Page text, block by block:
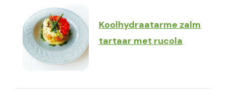
Koolhydraatarme zalm
tartaar met rucola